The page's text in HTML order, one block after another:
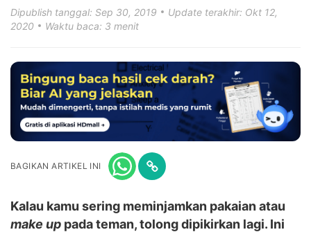
Dipublish tanggal: Sep 30, 2019
Update terakhir: Okt 12,
2020
Waktu baca: 3 menit
BAGIKAN ARTIKEL INI
Kalau kamu sering meminjamkan pakaian atau
make up pada teman, tolong dipikirkan lagi. Ini